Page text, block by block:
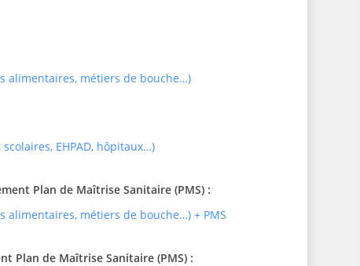
alimentaires, métiers de bouche…)
EHPAD, hôpitaux…)
Plan de Maîtrise Sanitaire (PMS) :
alimentaires, métiers de bouche…) + PMS
Plan de Maîtrise Sanitaire (PMS) :